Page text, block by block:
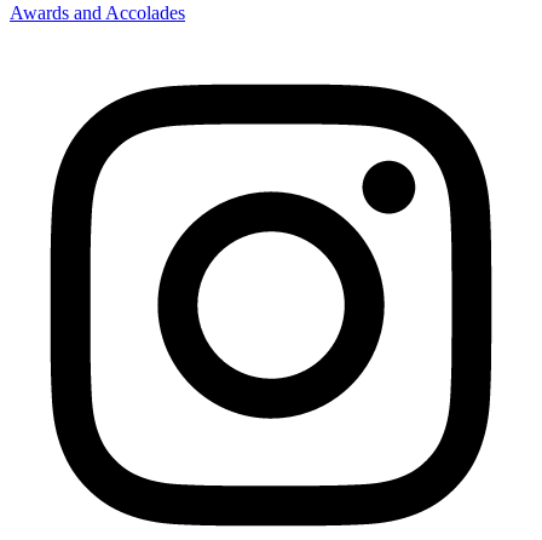
Awards and Accolades